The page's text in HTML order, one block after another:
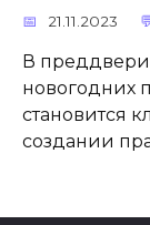
21.11.2023
В
новогодних
становится
создании